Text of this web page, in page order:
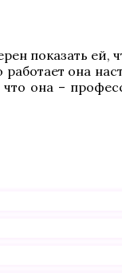
показать ей,
она
она –